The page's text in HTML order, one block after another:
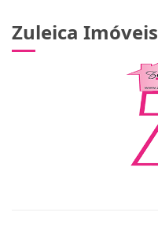
Zuleica Imóveis